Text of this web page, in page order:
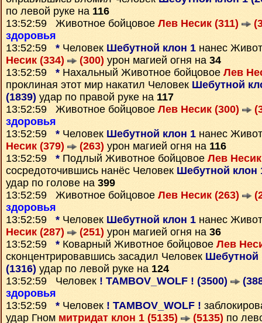
по левой руке на 116
13:52:59 Животное бойцовое Лев Несик (311)
здоровья
13:52:59 * Человек Шебутной клон 1 нанес
Несик (334)
(300) урон магией огня на 34
13:52:59 * Нахальный Животное бойцовое Лев
проклиная этот мир накатил Человек Шебутной
(1839) удар по правой руке на 117
13:52:59 Животное бойцовое Лев Несик (300)
здоровья
13:52:59 * Человек Шебутной клон 1 нанес
Несик (379)
(263) урон магией огня на 116
13:52:59 * Подлый Животное бойцовое Лев
сосредоточившись нанёс Человек Шебутной клон
удар по голове на 399
13:52:59 Животное бойцовое Лев Несик (263)
здоровья
13:52:59 * Человек Шебутной клон 1 нанес
Несик (287)
(251) урон магией огня на 36
13:52:59 * Коварный Животное бойцовое Лев
сконцентрировавшись засадил Человек Шебутной
(1316) удар по левой руке на 124
13:52:59 Человек ! TAMBOV_WOLF ! (3500)
здоровья
13:52:59 * Человек ! TAMBOV_WOLF !
удар Гном митридат клон 1 (5135) (5135) по